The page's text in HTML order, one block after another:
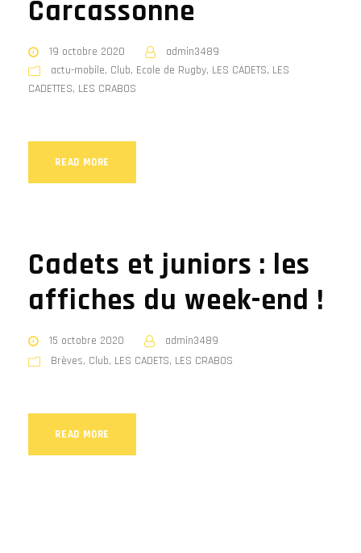
Carcassonne
19 octobre 2020
admin3489
actu-mobile, Club, Ecole de Rugby, LES CADETS, LES
CADETTES, LES CRABOS
READ MORE
Cadets et juniors : les
affiches du week-end !
15 octobre 2020
admin3489
Brèves, Club, LES CADETS, LES CRABOS
READ MORE